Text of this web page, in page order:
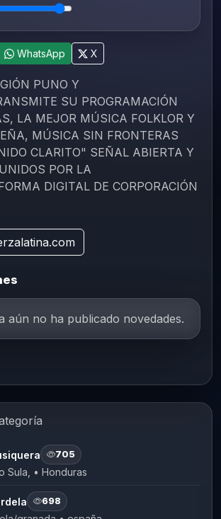
WhatsApp X
PUNO Y
SU PROGRAMACIÓN
LA MEJOR MÚSICA FOLKLOR Y
MÚSICA SIN FRONTERAS
CLARITO" SEÑAL ABIERTA Y
POR LA
DIGITAL DE CORPORACIÓN
aún no ha publicado novedades.
705
Sula, • Honduras
698